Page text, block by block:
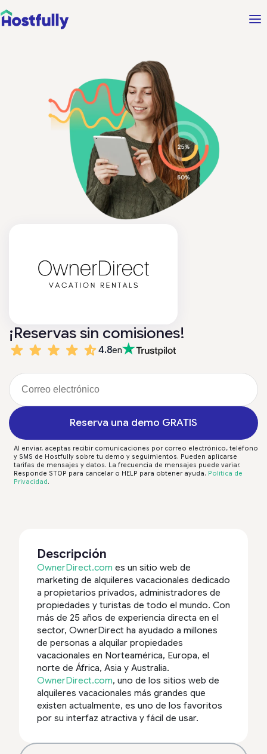
¡Reservas sin comisiones!
4.8en
Reserva una demo GRATIS
Al enviar, aceptas recibir comunicaciones por correo electrónico, teléfono
y SMS de Hostfully sobre tu demo y seguimientos. Pueden aplicarse
tarifas de mensajes y datos. La frecuencia de mensajes puede variar.
Responde STOP para cancelar o HELP para obtener ayuda. Política de
Privacidad.
Descripción
OwnerDirect.com es un sitio web de
marketing de alquileres vacacionales dedicado
a propietarios privados, administradores de
propiedades y turistas de todo el mundo. Con
más de 25 años de experiencia directa en el
sector, OwnerDirect ha ayudado a millones
de personas a alquilar propiedades
vacacionales en Norteamérica, Europa, el
norte de África, Asia y Australia.
OwnerDirect.com, uno de los sitios web de
alquileres vacacionales más grandes que
existen actualmente, es uno de los favoritos
por su interfaz atractiva y fácil de usar.